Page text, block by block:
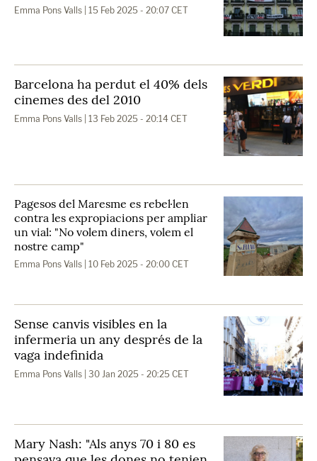
Emma Pons Valls | 15 Feb 2025 - 20:07 CET
Barcelona ha perdut el 40% dels
cinemes des del 2010
Emma Pons Valls | 13 Feb 2025 - 20:14 CET
Pagesos del Maresme es rebel·len
contra les expropiacions per ampliar
un vial: "No volem diners, volem el
nostre camp"
Emma Pons Valls | 10 Feb 2025 - 20:00 CET
Sense canvis visibles en la
infermeria un any després de la
vaga indefinida
Emma Pons Valls | 30 Jan 2025 - 20:25 CET
Mary Nash: "Als anys 70 i 80 es